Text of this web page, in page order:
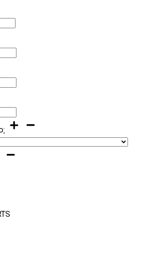
: